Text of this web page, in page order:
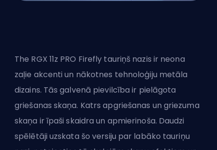
The RGX 11z PRO Firefly tauriņš nazis ir neona
zaļie akcenti un nākotnes tehnoloģiju metāla
dizains. Tās galvenā pievilcība ir pielāgota
griešanas skaņa. Katrs apgriešanas un griezuma
skaņa ir īpaši skaidra un apmierinoša. Daudzi
spēlētāji uzskata šo versiju par labāko tauriņu